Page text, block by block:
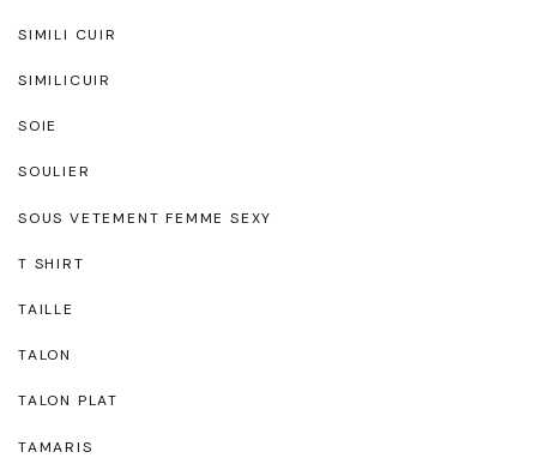
SIMILI CUIR
SIMILICUIR
SOIE
SOULIER
SOUS VETEMENT FEMME SEXY
T SHIRT
TAILLE
TALON
TALON PLAT
TAMARIS